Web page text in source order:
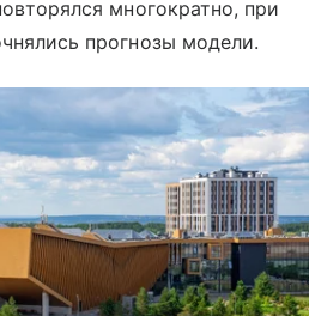
многократно, при
прогнозы модели.